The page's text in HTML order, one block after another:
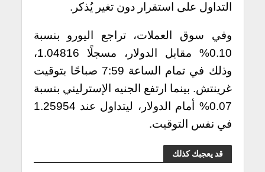
التداول على استقرار دون تغير يُذكر.
وفي سوق العملات، تراجع اليورو بنسبة
0.10% مقابل الدولار، مسجلًا 1.04816،
وذلك في تمام الساعة 7:59 صباحًا بتوقيت
غرينتش. بينما ارتفع الجنيه الإسترليني بنسبة
0.07% أمام الدولار، ليتداول عند 1.25954
في نفس التوقيت.
قد يعجبك كذلك